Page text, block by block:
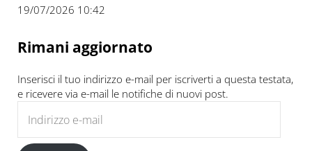
19/07/2026 10:42
Rimani aggiornato
Inserisci il tuo indirizzo e-mail per iscriverti a questa testata,
e ricevere via e-mail le notifiche di nuovi post.